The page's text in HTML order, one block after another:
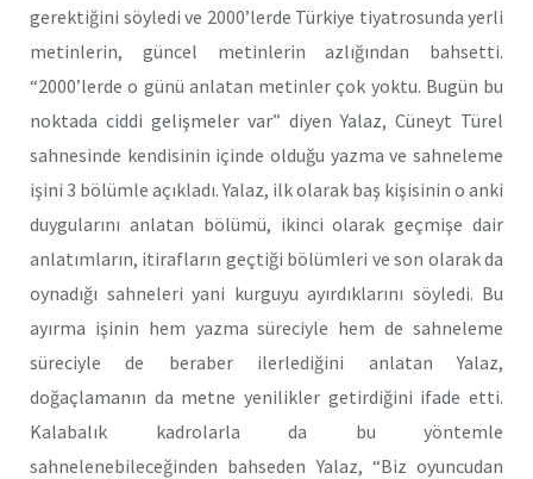
gerektiğini söyledi ve 2000’lerde Türkiye tiyatrosunda yerli
metinlerin, güncel metinlerin azlığından bahsetti.
“2000’lerde o günü anlatan metinler çok yoktu. Bugün bu
noktada ciddi gelişmeler var” diyen Yalaz, Cüneyt Türel
sahnesinde kendisinin içinde olduğu yazma ve sahneleme
işini 3 bölümle açıkladı. Yalaz, ilk olarak baş kişisinin o anki
duygularını anlatan bölümü, ikinci olarak geçmişe dair
anlatımların, itirafların geçtiği bölümleri ve son olarak da
oynadığı sahneleri yani kurguyu ayırdıklarını söyledi. Bu
ayırma işinin hem yazma süreciyle hem de sahneleme
süreciyle de beraber ilerlediğini anlatan Yalaz,
doğaçlamanın da metne yenilikler getirdiğini ifade etti.
Kalabalık kadrolarla da bu yöntemle
sahnelenebileceğinden bahseden Yalaz, “Biz oyuncudan